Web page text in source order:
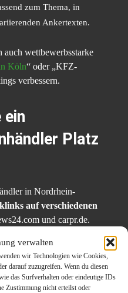
verwalten
wir Technologien wie Cookies,
darauf zuzugreifen. Wenn du diesen
das Surfverhalten oder eindeutige IDs
Zustimmung nicht erteilst oder
zum Thema, in
Ankertexten.
auch wettbewerbsstarke
Köln“ oder „KFZ-
verbessern.
ein
Platz
in Nordrhein-
auf verschiedenen
und carpr.de.
Startseite.Innerhalb von
für das
Platz 3. Zusätzlich
mehr organische